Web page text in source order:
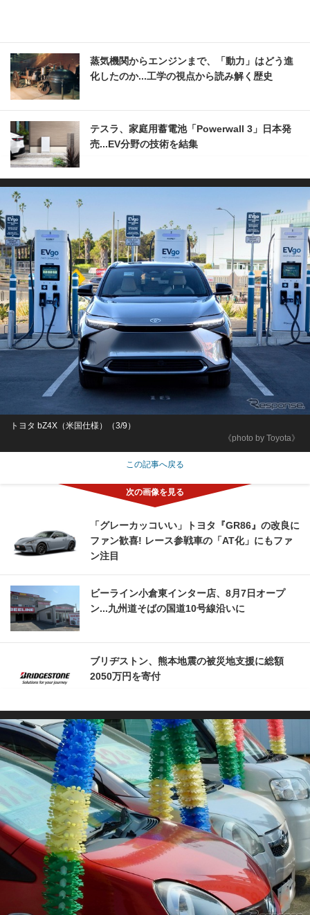
蒸気機関からエンジンまで、「動力」はどう進
化したのか...工学の視点から読み解く歴史
テスラ、家庭用蓄電池「Powerwall 3」日本発
売...EV分野の技術を結集
《photo by Toyota》
トヨタ bZ4X（米国仕様）（3/9）
この記事へ戻る
「グレーカッコいい」トヨタ『GR86』の改良に
ファン歓喜! レース参戦車の「AT化」にもファ
ン注目
ビーライン小倉東インター店、8月7日オープ
ン...九州道そばの国道10号線沿いに
ブリヂストン、熊本地震の被災地支援に総額
2050万円を寄付